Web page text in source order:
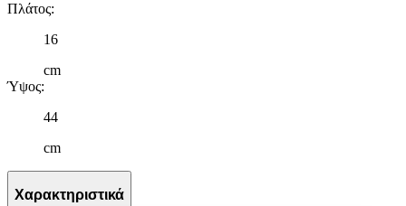
Πλάτος:
16
cm
Ύψος:
44
cm
Χαρακτηριστικά